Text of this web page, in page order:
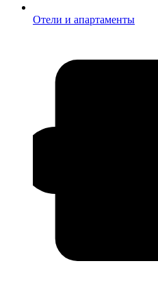
Отели и апартаменты